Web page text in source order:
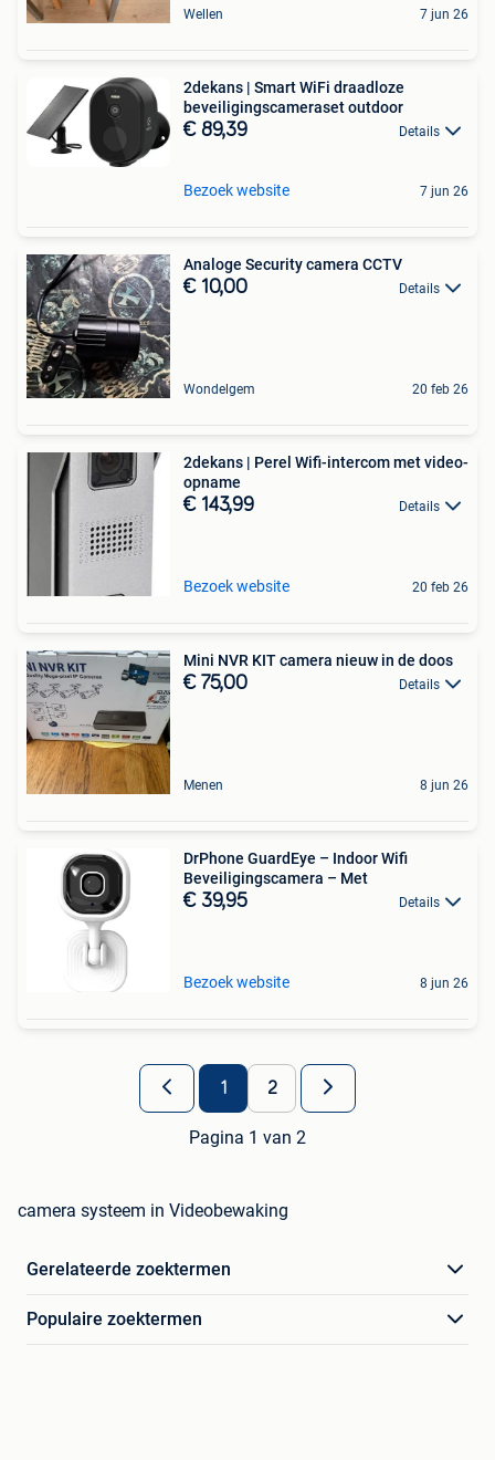
Wellen 7 jun 26
2dekans | Smart WiFi draadloze
beveiligingscameraset outdoor
€ 89,39 Details
Bezoek website 7 jun 26
Analoge Security camera CCTV
€ 10,00 Details
Wondelgem 20 feb 26
2dekans | Perel Wifi-intercom met video-
opname
€ 143,99 Details
Bezoek website 20 feb 26
Mini NVR KIT camera nieuw in de doos
€ 75,00 Details
Menen 8 jun 26
DrPhone GuardEye – Indoor Wifi
Beveiligingscamera – Met
€ 39,95 Details
Bezoek website 8 jun 26
1 2
Pagina 1 van 2
camera systeem in Videobewaking
Gerelateerde zoektermen
Populaire zoektermen